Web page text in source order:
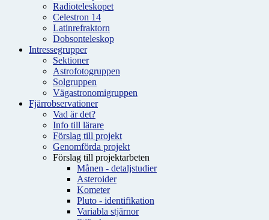
Radioteleskopet
Celestron 14
Latinrefraktorn
Dobsonteleskop
Intressegrupper
Sektioner
Astrofotogruppen
Solgruppen
Vägastronomigruppen
Fjärrobservationer
Vad är det?
Info till lärare
Förslag till projekt
Genomförda projekt
Förslag till projektarbeten
Månen - detaljstudier
Asteroider
Kometer
Pluto - identifikation
Variabla stjärnor